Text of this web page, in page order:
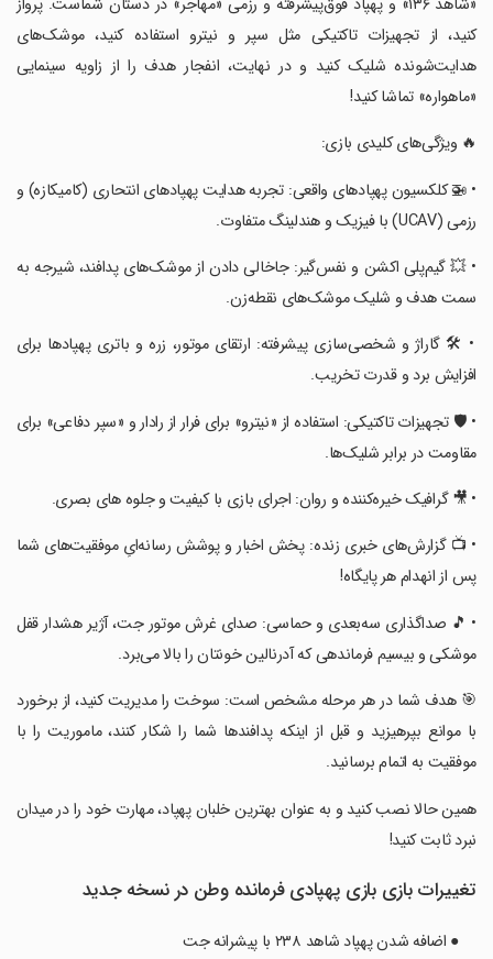
کنید، از تجهیزات تاکتیکی مثل سپر و نیترو استفاده کنید، موشک‌های
هدایت‌شونده شلیک کنید و در نهایت، انفجار هدف را از زاویه سینمایی
«ماهواره» تماشا کنید!
‏‏‏‏‏🔥 ویژگی‌های کلیدی بازی:
‏‏‏‏‏• 🚁 کلکسیون پهپادهای واقعی: تجربه هدایت پهپادهای انتحاری (کامیکازه) و
رزمی (UCAV) با فیزیک و هندلینگ متفاوت.
‏‏‏‏‏• 💥 گیم‌پلی اکشن و نفس‌گیر: جاخالی دادن از موشک‌های پدافند، شیرجه به
سمت هدف و شلیک موشک‌های نقطه‌زن.
‏‏‏‏‏• 🛠️ گاراژ و شخصی‌سازی پیشرفته: ارتقای موتور، زره و باتری پهپادها برای
افزایش برد و قدرت تخریب.
‏‏‏‏‏• 🛡️ تجهیزات تاکتیکی: استفاده از «نیترو» برای فرار از رادار و «سپر دفاعی» برای
مقاومت در برابر شلیک‌ها.
‏‏‏‏‏• 🎥 گرافیک خیره‌کننده و روان: اجرای بازی با کیفیت و جلوه های بصری.
‏‏‏‏‏• 📺 گزارش‌های خبری زنده: پخش اخبار و پوشش رسانه‌ایِ موفقیت‌های شما
پس از انهدام هر پایگاه!
‏‏‏‏‏• 🎵 صداگذاری سه‌بعدی و حماسی: صدای غرش موتور جت، آژیر هشدار قفل
موشکی و بیسیم فرماندهی که آدرنالین خونتان را بالا می‌برد.
‏‏‏‏‏🎯 هدف شما در هر مرحله مشخص است: سوخت را مدیریت کنید، از برخورد
با موانع بپرهیزید و قبل از اینکه پدافندها شما را شکار کنند، ماموریت را با
موفقیت به اتمام برسانید.
‏‏‏‏‏همین حالا نصب کنید و به عنوان بهترین خلبان پهپاد، مهارت خود را در میدان
نبرد ثابت کنید!
تغییرات بازی ‏‏‏‏‏‏بازی پهپادی فرمانده وطن در نسخه جدید
● اضافه شدن پهپاد شاهد ۲۳۸ با پیشرانه جت